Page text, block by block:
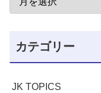
カテゴリー
JK TOPICS